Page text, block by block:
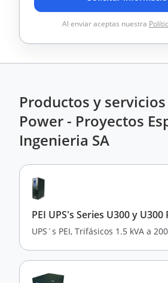
Al enviar aceptas nuestra
Productos y servicios
Power - Proyectos
Ingenieria SA
PEI UPS's Series U300 y U300
UPS´s PEI, Trifásicos 1.5 kVA a